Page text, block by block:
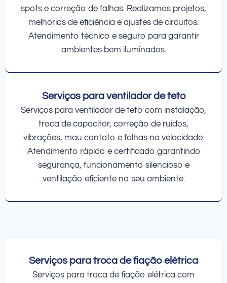
spots e correção de falhas. Realizamos projetos,
melhorias de eficiência e ajustes de circuitos.
Atendimento técnico e seguro para garantir
ambientes bem iluminados.
Serviços para ventilador de teto
Serviços para ventilador de teto com instalação,
troca de capacitor, correção de ruídos,
vibrações, mau contato e falhas na velocidade.
Atendimento rápido e certificado garantindo
segurança, funcionamento silencioso e
ventilação eficiente no seu ambiente.
Serviços para troca de fiação elétrica
Serviços para troca de fiação elétrica com